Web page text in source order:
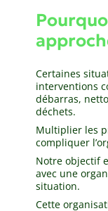
Certaines
interventions
débarras,
déchets.
Multiplier les
compliquer
Notre objectif
avec une
situation.
Cette